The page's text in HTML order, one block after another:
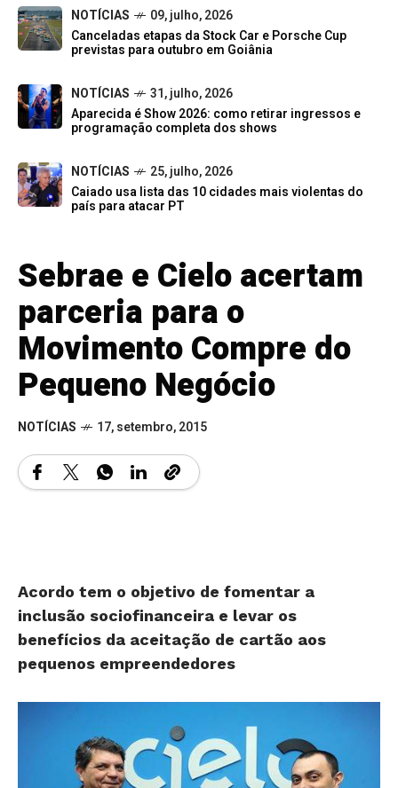
NOTÍCIAS
09, julho, 2026
Canceladas etapas da Stock Car e Porsche Cup
previstas para outubro em Goiânia
NOTÍCIAS
31, julho, 2026
Aparecida é Show 2026: como retirar ingressos e
programação completa dos shows
NOTÍCIAS
25, julho, 2026
Caiado usa lista das 10 cidades mais violentas do
país para atacar PT
Sebrae e Cielo acertam
parceria para o
Movimento Compre do
Pequeno Negócio
NOTÍCIAS 17, setembro, 2015
inclusão sociofinanceira e levar os
benefícios da aceitação de cartão aos
pequenos empreendedores